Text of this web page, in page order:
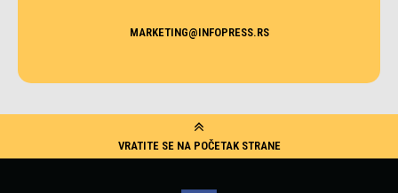
MARKETING@INFOPRESS.RS
VRATITE SE NA POČETAK STRANE